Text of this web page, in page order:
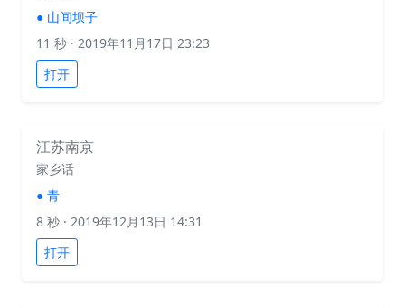
● 山间坝子
11 秒 · 2019年11月17日 23:23
打开
江苏南京
家乡话
● 青
8 秒 · 2019年12月13日 14:31
打开